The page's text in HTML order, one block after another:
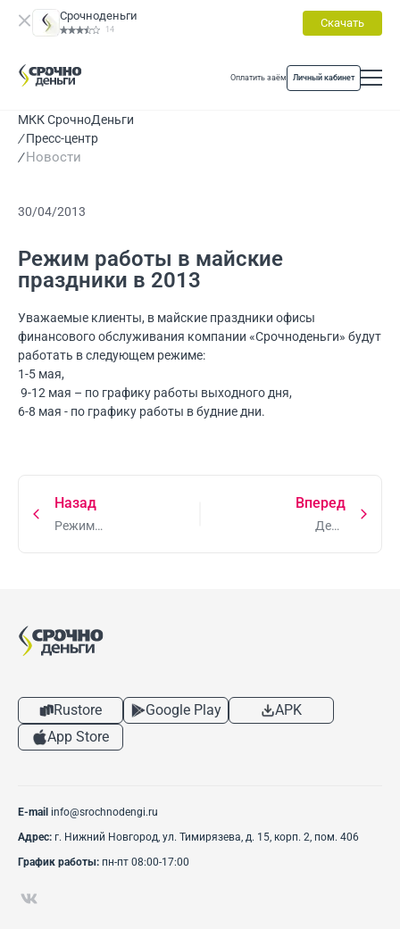
Срочноденьги
14 Скачать
Оплатить заём Личный кабинет
МКК СрочноДеньги
Пресс-центр
Новости
30/04/2013
Режим работы в майские
праздники в 2013
Уважаемые клиенты, в майские праздники офисы
финансового обслуживания компании «Срочноденьги» будут
работать в следующем режиме:
1-5 мая,
9-12 мая – по графику работы выходного дня,
6-8 мая - по графику работы в будние дни.
Назад
Режим
Вперед
День
Rustore Google Play
APK
App Store
E-mail info@srochnodengi.ru
Адрес: г. Нижний Новгород, ул. Тимирязева, д. 15, корп. 2, пом. 406
График работы: пн-пт 08:00-17:00